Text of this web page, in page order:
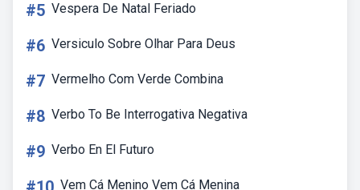
#5 Vespera De Natal Feriado
#6 Versiculo Sobre Olhar Para Deus
#7 Vermelho Com Verde Combina
#8 Verbo To Be Interrogativa Negativa
#9 Verbo En El Futuro
Vem Cá Menino Vem Cá Menina